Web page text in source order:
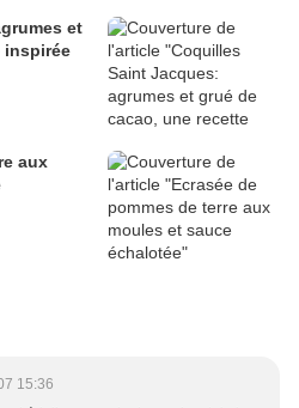
et
inspirée
aux
15:36